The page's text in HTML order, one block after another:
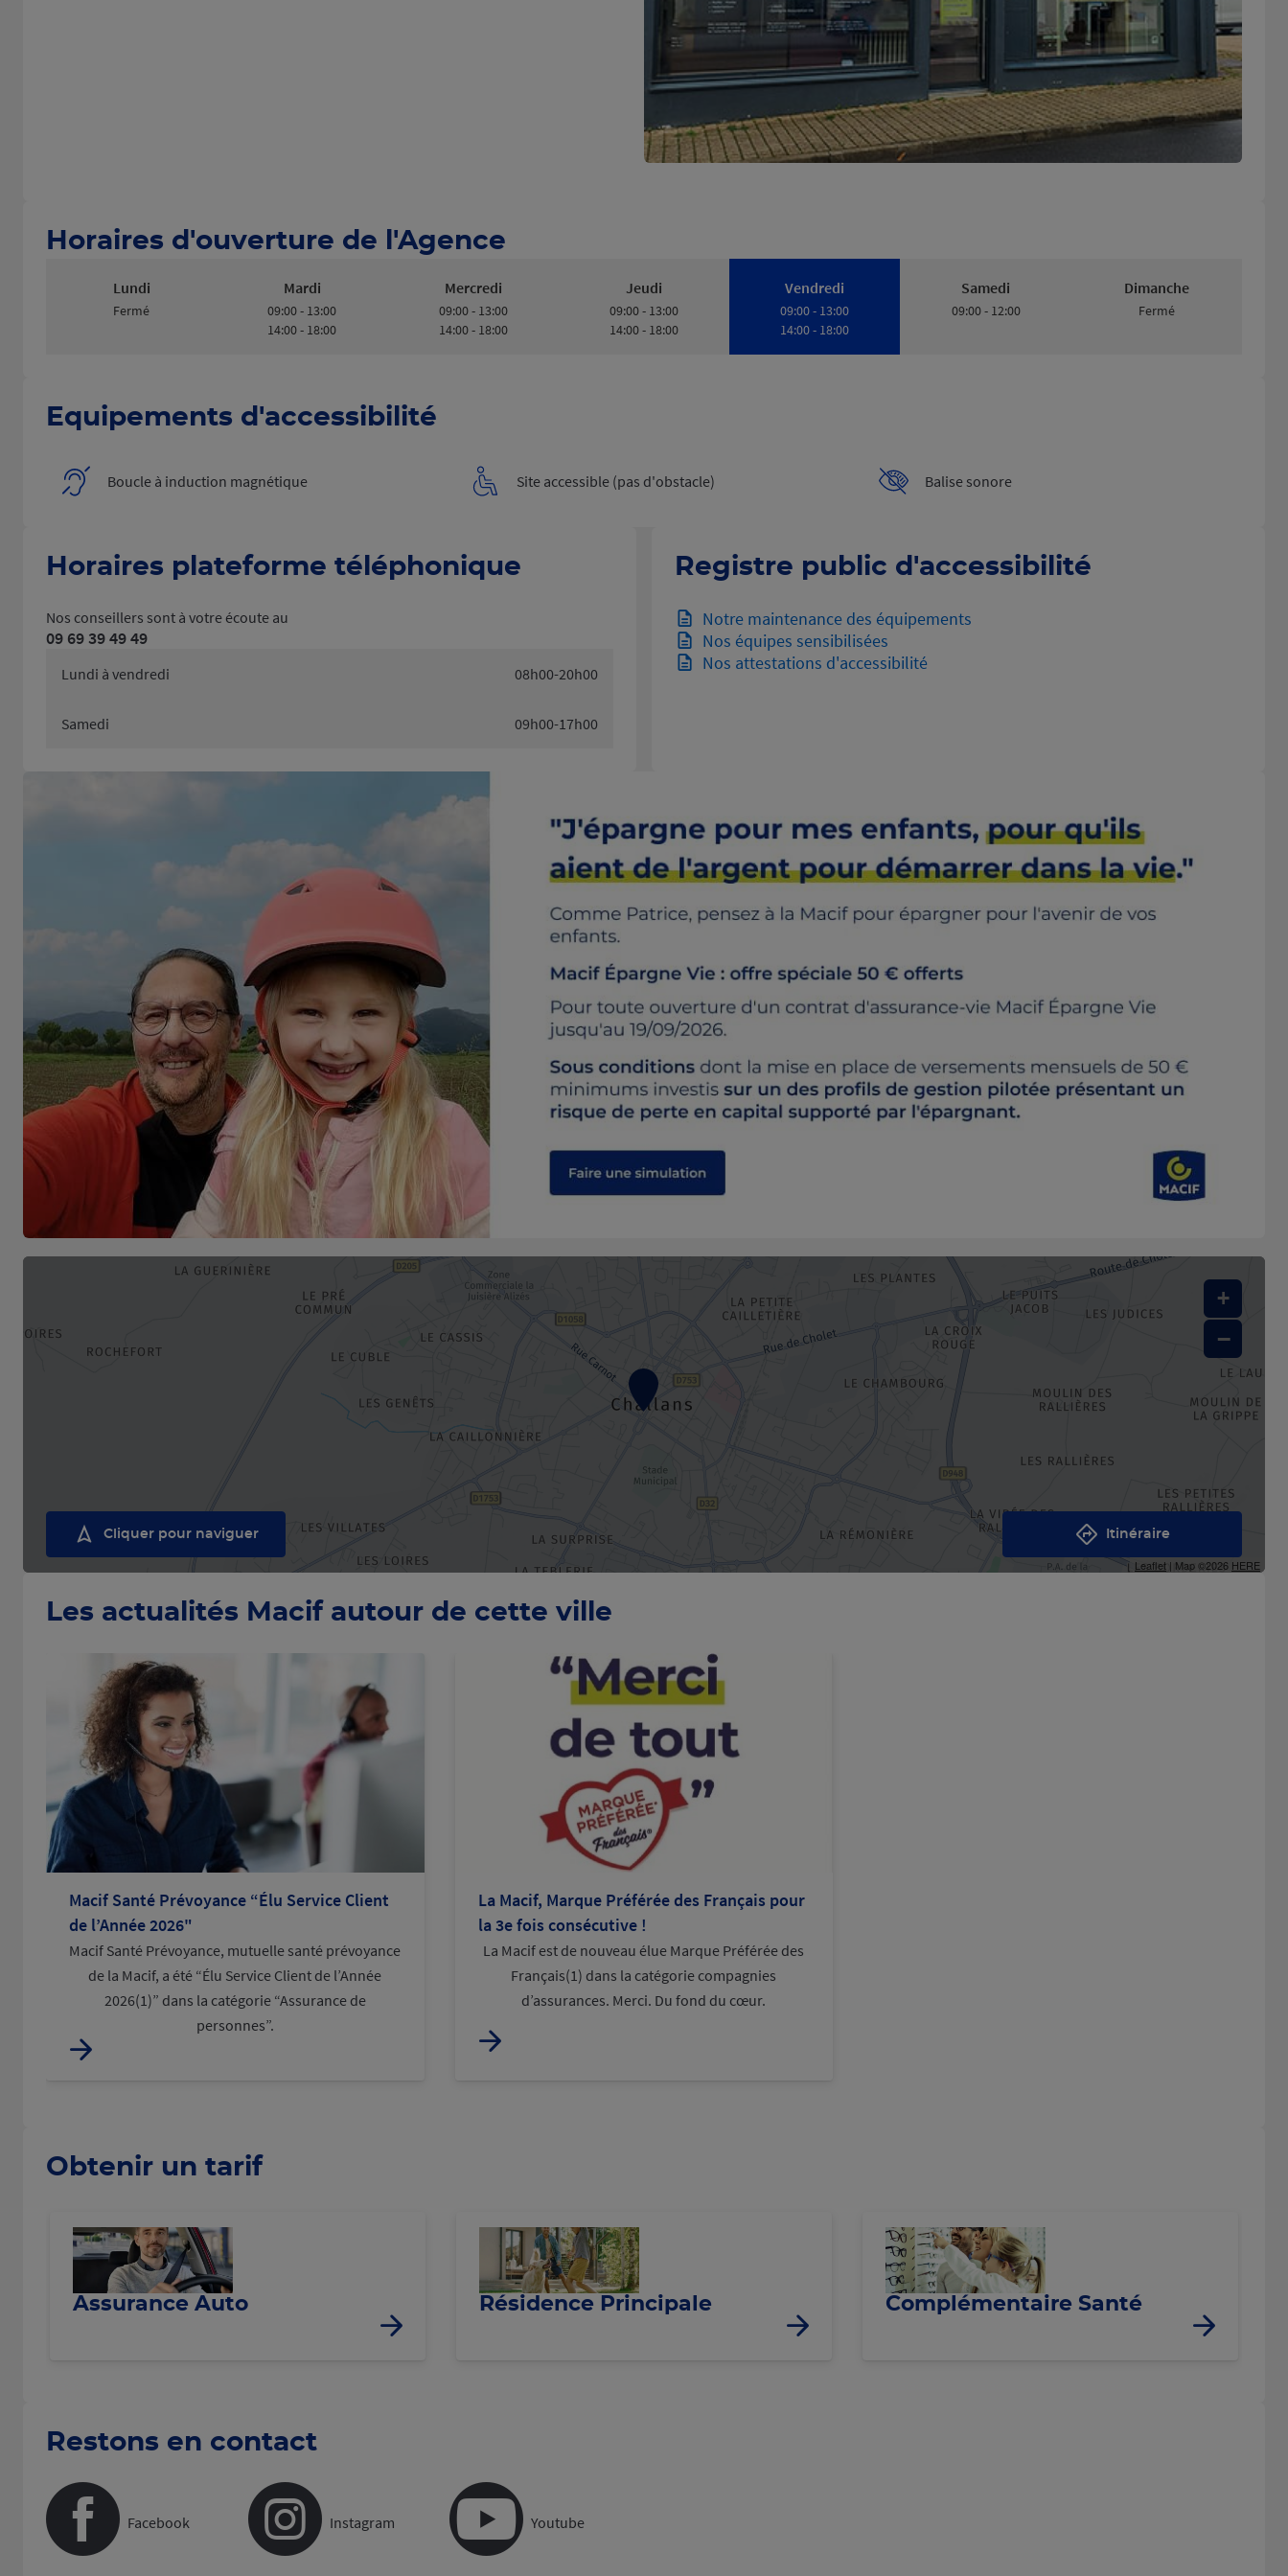
Horaires d'ouverture de l'Agence
Lundi
Fermé
Mardi
09:00 - 13:00
14:00 - 18:00
Mercredi
09:00 - 13:00
14:00 - 18:00
Jeudi
09:00 - 13:00
14:00 - 18:00
Vendredi
09:00 - 13:00
14:00 - 18:00
Samedi
09:00 - 12:00
Dimanche
Fermé
Equipements d'accessibilité
Boucle à induction magnétique Site accessible (pas d'obstacle) Balise sonore
Horaires plateforme téléphonique
Nos conseillers sont à votre écoute au
09 69 39 49 49
Lundi à vendredi 08h00-20h00
Samedi 09h00-17h00
Registre public d'accessibilité
Notre maintenance des équipements
Nos équipes sensibilisées
Nos attestations d'accessibilité
+
−
Leaflet | Map ©2026 HERE
Cliquer pour naviguer Itinéraire
Les actualités Macif autour de cette ville
Macif Santé Prévoyance “Élu Service Client
de l’Année 2026"
Macif Santé Prévoyance, mutuelle santé prévoyance
de la Macif, a été “Élu Service Client de l’Année
2026(1)” dans la catégorie “Assurance de
personnes”.
La Macif, Marque Préférée des Français pour
la 3e fois consécutive !
La Macif est de nouveau élue Marque Préférée des
Français(1) dans la catégorie compagnies
d’assurances. Merci. Du fond du cœur.
Obtenir un tarif
Assurance Auto Résidence Principale Complémentaire Santé
Restons en contact
Facebook Instagram Youtube